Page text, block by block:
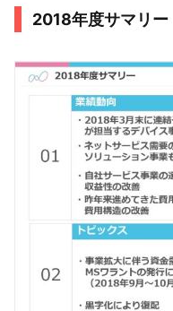
2018年度サマリー